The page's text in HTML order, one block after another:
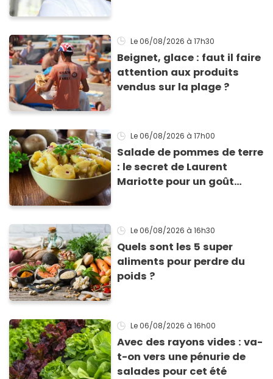
Le 06/08/2026 à 17h30
Beignet, glace : faut il faire
attention aux produits
vendus sur la plage ?
Le 06/08/2026 à 17h00
Salade de pommes de terre
: le secret de Laurent
Mariotte pour un goût
Le 06/08/2026 à 16h30
Quels sont les 5 super
aliments pour perdre du
poids ?
Le 06/08/2026 à 16h00
Avec des rayons vides : va-
t-on vers une pénurie de
salades pour cet été